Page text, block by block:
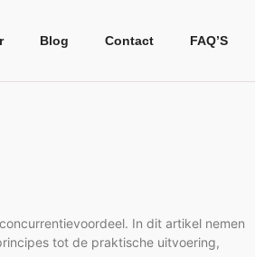
Blog Contact FAQ’S
In dit artikel nemen
tot de praktische uitvoering,